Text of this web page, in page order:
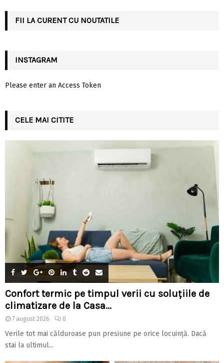
FII LA CURENT CU NOUTATILE
INSTAGRAM
Please enter an Access Token
CELE MAI CITITE
Confort termic pe timpul verii cu soluțiile de
climatizare de la Casa...
7 august 2026 0
Verile tot mai călduroase pun presiune pe orice locuință. Dacă
stai la ultimul...